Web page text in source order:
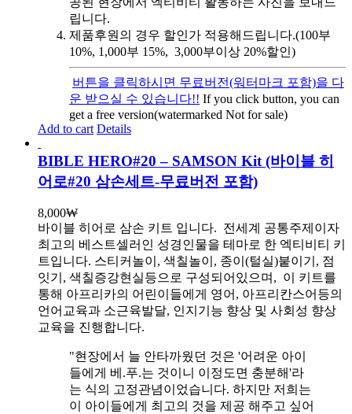
립니다.
제품후원의 경우 할인가 적용해드립니다.(100부
10%, 1,000부 15%, 3,000부이상 20%할인)
버튼을 클릭하시면 무료버전(워터마크 포함)을 다
운 받으실 수 있습니다!! If you click button, you can
get a free version(watermarked Not for sale)
Add to cart Details
BIBLE HERO#20 – SAMSON Kit (바이블 히
어로#20 삼손세트-무료버전 포함)
8,000₩
바이블 히어로 삼손 키트 입니다. 전세계 공통주제이자
최고의 베스트셀러인 성경인물을 테마로 한 엑티비티 키
트입니다. 스티커놀이, 색칠놀이, 종이(털실)붙이기, 점
잇기, 색칠증강현실등으로 구성되어있으며, 이 키트를
통해 아프리카의 어린이들에게 영어, 아프리칸스어등의
언어교육과 소근육발달, 인지기능 향상 및 사회성 향상
교육을 진행합니다.
"현장에서 늘 안타까웠던 것은 '어려운 아이
들에게 베.푸.는 것이니 이정도면 충분해'라
는 식의 고정관념이었습니다. 하지만 저희는
이 아이들에게 최고의 것을 제공 해주고 싶어